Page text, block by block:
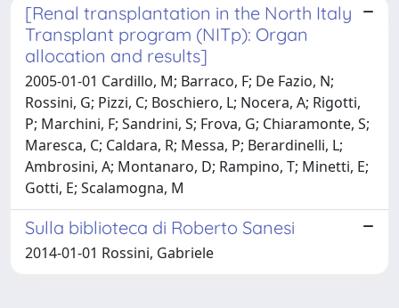
[Renal transplantation in the North Italy
Transplant program (NITp): Organ
allocation and results]
2005-01-01 Cardillo, M; Barraco, F; De Fazio, N;
Rossini, G; Pizzi, C; Boschiero, L; Nocera, A; Rigotti,
P; Marchini, F; Sandrini, S; Frova, G; Chiaramonte, S;
Maresca, C; Caldara, R; Messa, P; Berardinelli, L;
Ambrosini, A; Montanaro, D; Rampino, T; Minetti, E;
Gotti, E; Scalamogna, M
Sulla biblioteca di Roberto Sanesi
2014-01-01 Rossini, Gabriele